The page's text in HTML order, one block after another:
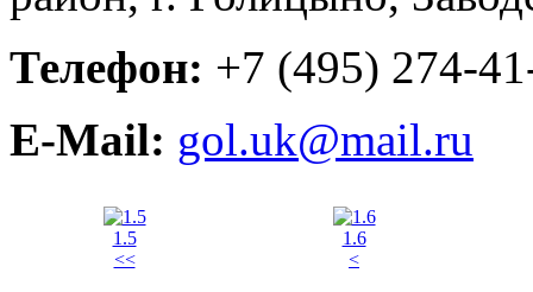
Телефон: +7 (495) 274-
E-Mail: gol.uk@mail.ru
1.5
1.6
<<
<